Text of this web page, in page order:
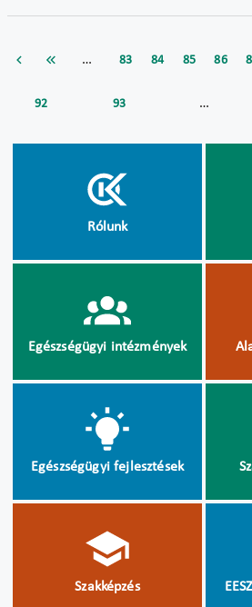
… 83 84 85 86
92 93 …
Rólunk
Egészségügyi intézmények
Egészségügyi fejlesztések
Szakképzés